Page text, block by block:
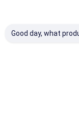
Good day, what